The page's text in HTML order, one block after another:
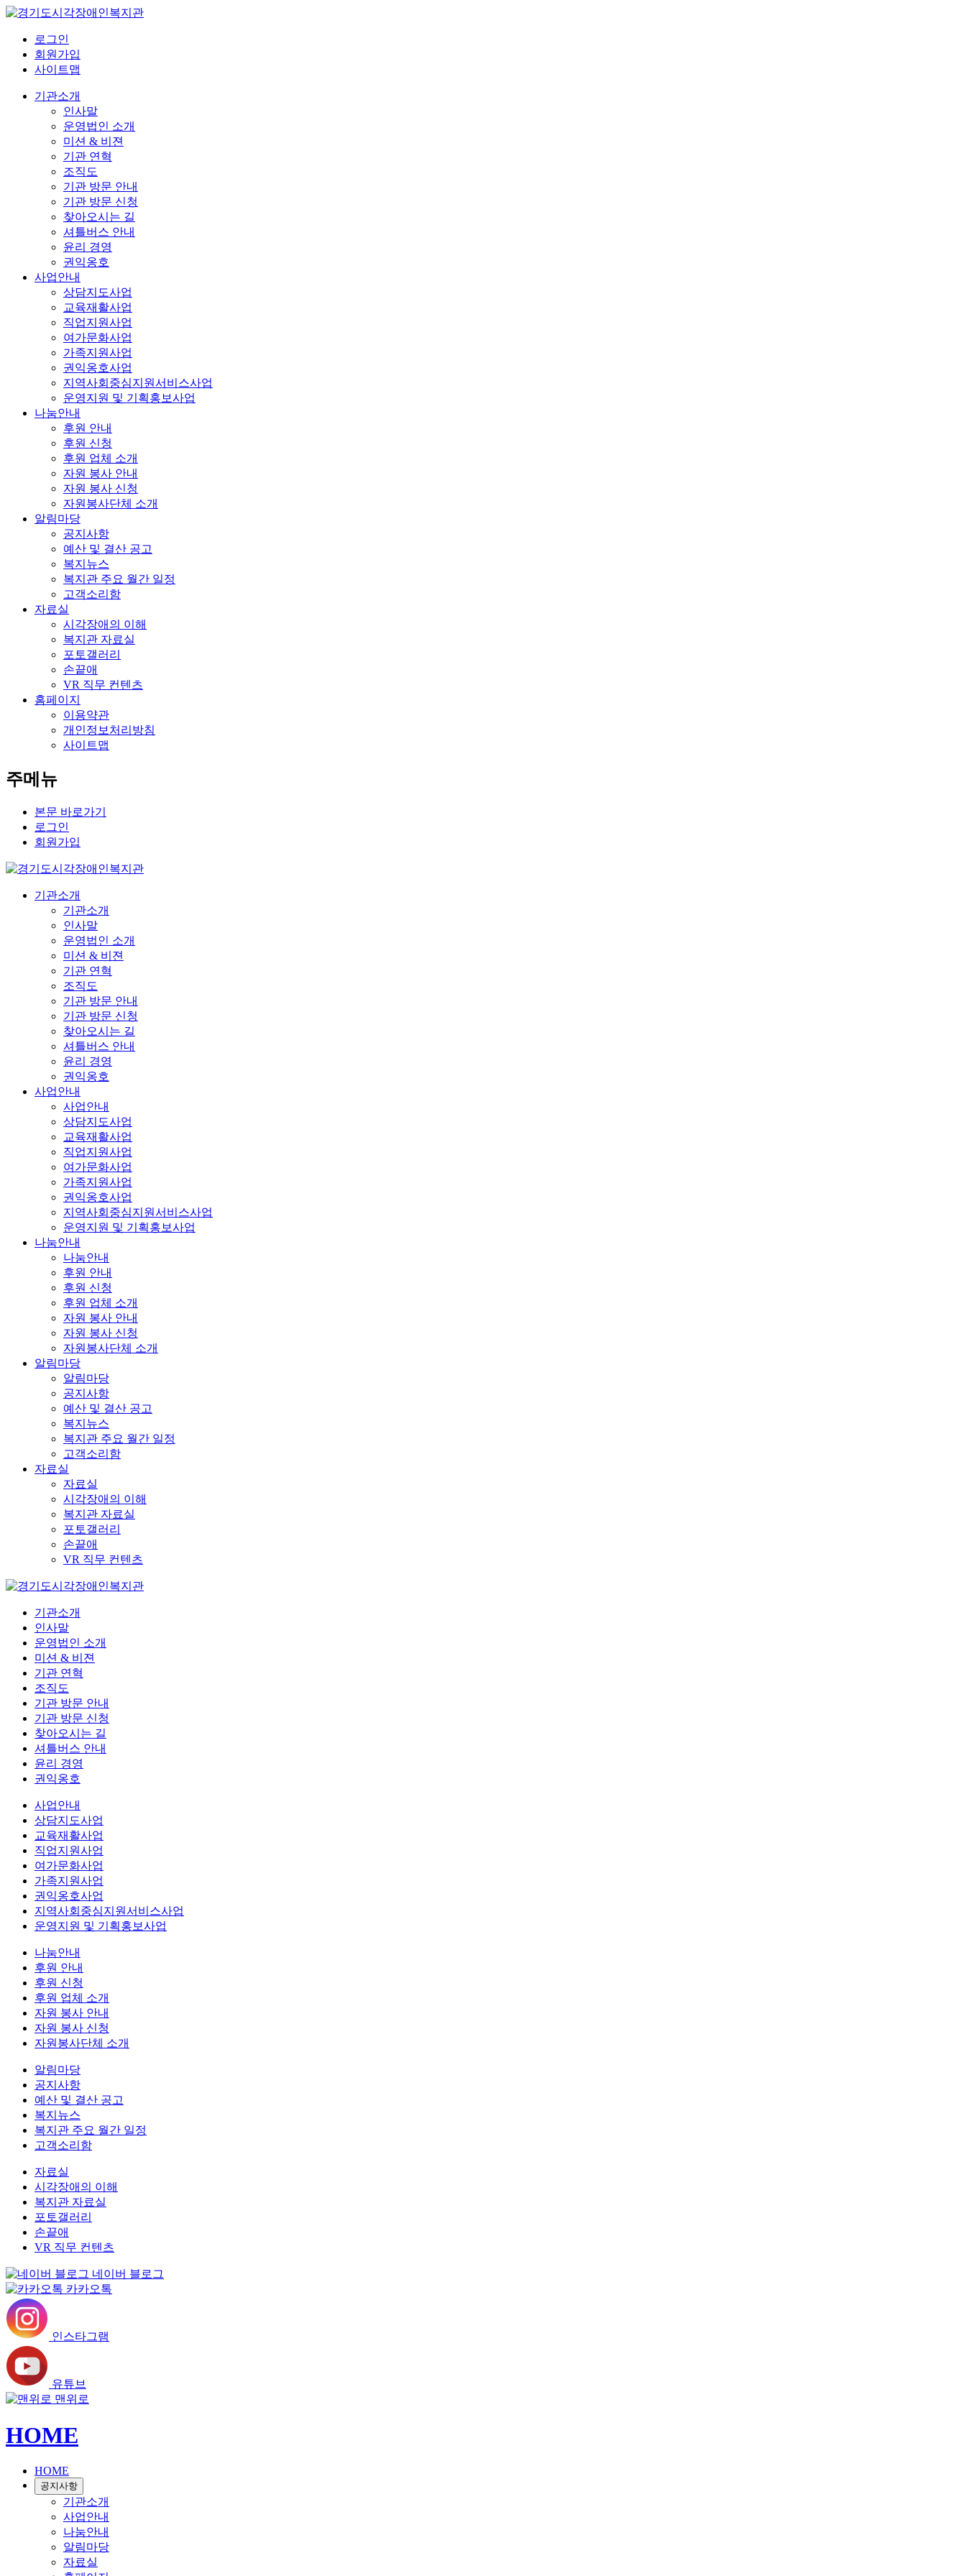
로그인
회원가입
사이트맵
기관소개
인사말
운영법인 소개
미션 & 비젼
기관 연혁
조직도
기관 방문 안내
기관 방문 신청
찾아오시는 길
셔틀버스 안내
윤리 경영
권익옹호
사업안내
상담지도사업
교육재활사업
직업지원사업
여가문화사업
가족지원사업
권익옹호사업
지역사회중심지원서비스사업
운영지원 및 기획홍보사업
나눔안내
후원 안내
후원 신청
후원 업체 소개
자원 봉사 안내
자원 봉사 신청
자원봉사단체 소개
알림마당
공지사항
예산 및 결산 공고
복지뉴스
복지관 주요 월간 일정
고객소리함
자료실
시각장애의 이해
복지관 자료실
포토갤러리
손끝애
VR 직무 컨텐츠
홈페이지
이용약관
개인정보처리방침
사이트맵
주메뉴
본문 바로가기
로그인
회원가입
기관소개
기관소개
인사말
운영법인 소개
미션 & 비젼
기관 연혁
조직도
기관 방문 안내
기관 방문 신청
찾아오시는 길
셔틀버스 안내
윤리 경영
권익옹호
사업안내
사업안내
상담지도사업
교육재활사업
직업지원사업
여가문화사업
가족지원사업
권익옹호사업
지역사회중심지원서비스사업
운영지원 및 기획홍보사업
나눔안내
나눔안내
후원 안내
후원 신청
후원 업체 소개
자원 봉사 안내
자원 봉사 신청
자원봉사단체 소개
알림마당
알림마당
공지사항
예산 및 결산 공고
복지뉴스
복지관 주요 월간 일정
고객소리함
자료실
자료실
시각장애의 이해
복지관 자료실
포토갤러리
손끝애
VR 직무 컨텐츠
기관소개
인사말
운영법인 소개
미션 & 비젼
기관 연혁
조직도
기관 방문 안내
기관 방문 신청
찾아오시는 길
셔틀버스 안내
윤리 경영
권익옹호
사업안내
상담지도사업
교육재활사업
직업지원사업
여가문화사업
가족지원사업
권익옹호사업
지역사회중심지원서비스사업
운영지원 및 기획홍보사업
나눔안내
후원 안내
후원 신청
후원 업체 소개
자원 봉사 안내
자원 봉사 신청
자원봉사단체 소개
알림마당
공지사항
예산 및 결산 공고
복지뉴스
복지관 주요 월간 일정
고객소리함
자료실
시각장애의 이해
복지관 자료실
포토갤러리
손끝애
VR 직무 컨텐츠
네이버 블로그
카카오톡
인스타그램
유튜브
맨위로
HOME
HOME
공지사항
기관소개
사업안내
나눔안내
알림마당
자료실